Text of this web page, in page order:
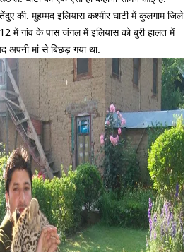
की. मुहम्मद इलियास कश्मीर घाटी में कुलगाम जिले
में गांव के पास जंगल में इलियास को बुरी हालत में
अपनी मां से बिछड़ गया था.